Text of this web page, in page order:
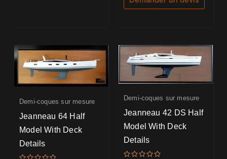
Demi-coques sur mesure
Jeanneau 64 Half
Model With Deck
Details
Demi-coques sur mesure
Jeanneau 42 DS Half
Model With Deck
Details